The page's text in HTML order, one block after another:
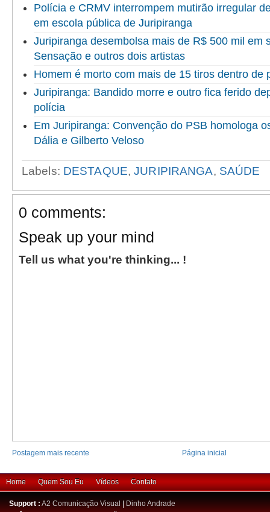
Polícia e CRMV interrompem mutirão irregular
em escola pública de Juripiranga
Juripiranga desembolsa mais de R$ 500 mil em
Sensação e outros dois artistas
Homem é morto com mais de 15 tiros dentro de
Juripiranga: Bandido morre e outro fica ferido
polícia
Em Juripiranga: Convenção do PSB homologa
Dália e Gilberto Veloso
Labels: DESTAQUE,JURIPIRANGA, SAÚDE
0 comments:
Speak up your mind
Tell us what you're thinking... !
Postagem mais recente Página inicial
Home Quem Sou Eu Vídeos Contato
Support : A2 Comunicação Visual | Dinho Andrade